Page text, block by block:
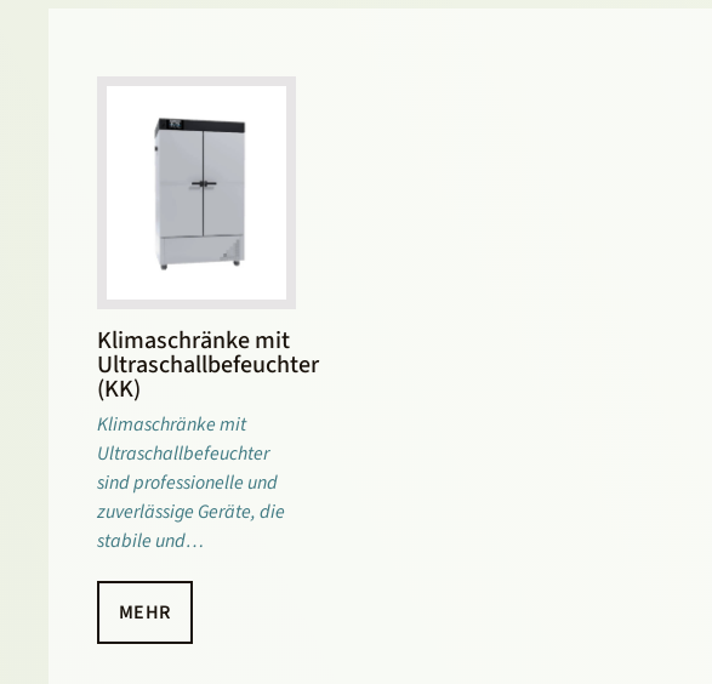
Klimaschränke mit
Ultraschallbefeuchter
(KK)
Klimaschränke mit
Ultraschallbefeuchter
sind professionelle und
zuverlässige Geräte, die
stabile und…
MEHR